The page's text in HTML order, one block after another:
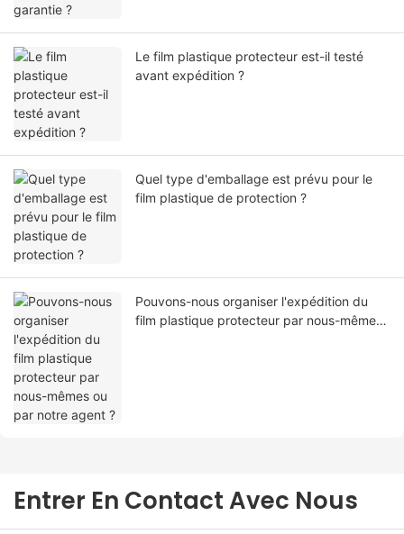
Le film plastique protecteur est-il testé
avant expédition ?
Quel type d'emballage est prévu pour le
film plastique de protection ?
Pouvons-nous organiser l'expédition du
film plastique protecteur par nous-mêmes
Entrer En Contact Avec Nous